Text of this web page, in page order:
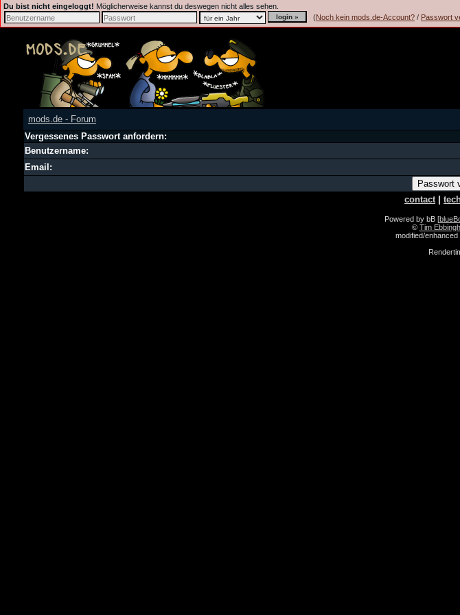
Du bist nicht eingeloggt! Möglicherweise kannst du deswegen nicht alles sehen.
(Noch kein mods.de-Account? / Passwort
mods.de - Forum
Vergessenes Passwort anfordern:
Benutzername:
Email:
contact|
Powered by bB
© Tim
modified/enhanced